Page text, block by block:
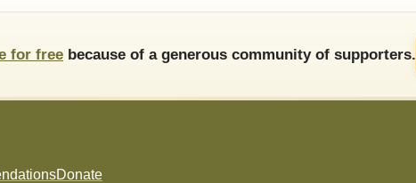
for free because of a generous community of supporters.
Donate